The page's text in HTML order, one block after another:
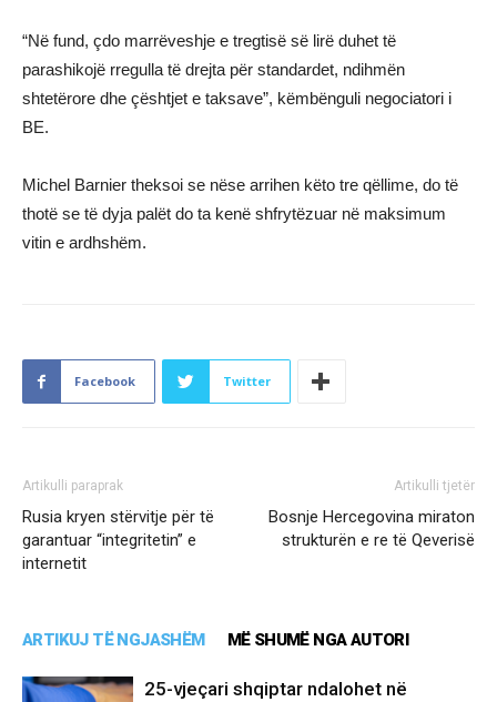
“Në fund, çdo marrëveshje e tregtisë së lirë duhet të
parashikojë rregulla të drejta për standardet, ndihmën
shtetërore dhe çështjet e taksave”, këmbënguli negociatori i
BE.
Michel Barnier theksoi se nëse arrihen këto tre qëllime, do të
thotë se të dyja palët do ta kenë shfrytëzuar në maksimum
vitin e ardhshëm.
Facebook Twitter
Artikulli paraprak
Rusia kryen stërvitje për të
garantuar “integritetin” e
internetit
Artikulli tjetër
Bosnje Hercegovina miraton
strukturën e re të Qeverisë
ARTIKUJ TË NGJASHËM MË SHUMË NGA AUTORI
25-vjeçari shqiptar ndalohet në